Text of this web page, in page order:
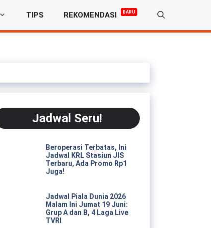
TIPS REKOMENDASI BARU
Jadwal Seru!
Beroperasi Terbatas, Ini
Jadwal KRL Stasiun JIS
Terbaru, Ada Promo Rp1
Juga!
Jadwal Piala Dunia 2026
Malam Ini Jumat 19 Juni:
Grup A dan B, 4 Laga Live
TVRI